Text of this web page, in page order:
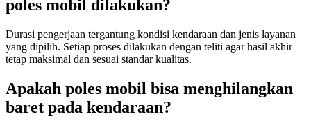
poles mobil dilakukan?
Durasi pengerjaan tergantung kondisi kendaraan dan jenis layanan
yang dipilih. Setiap proses dilakukan dengan teliti agar hasil akhir
tetap maksimal dan sesuai standar kualitas.
Apakah poles mobil bisa menghilangkan
baret pada kendaraan?